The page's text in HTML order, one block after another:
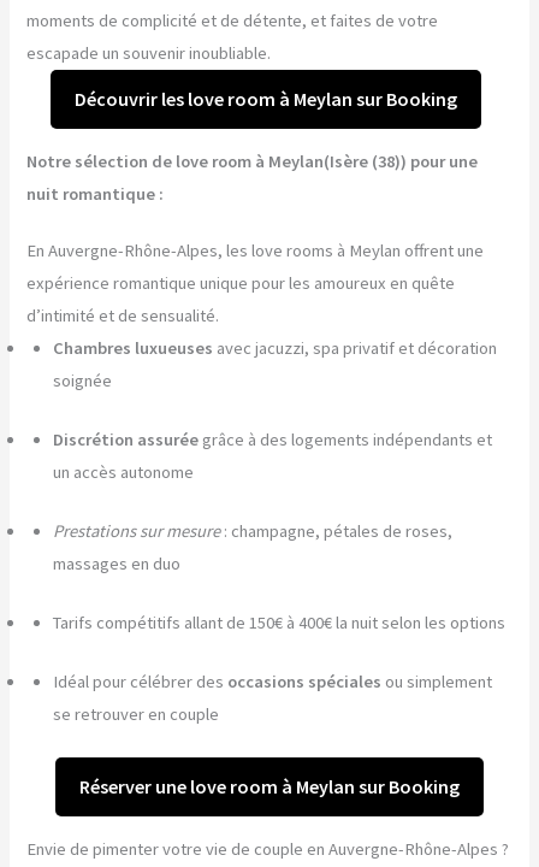
moments de complicité et de détente, et faites de votre
escapade un souvenir inoubliable.
Découvrir les love room à Meylan sur Booking
Notre sélection de love room à Meylan(Isère (38)) pour une
nuit romantique :
En Auvergne-Rhône-Alpes, les love rooms à Meylan offrent une
expérience romantique unique pour les amoureux en quête
d’intimité et de sensualité.
Chambres luxueuses avec jacuzzi, spa privatif et décoration
soignée
Discrétion assurée grâce à des logements indépendants et
un accès autonome
Prestations sur mesure: champagne, pétales de roses,
massages en duo
Tarifs compétitifs allant de 150€ à 400€ la nuit selon les options
Idéal pour célébrer des occasions spéciales ou simplement
se retrouver en couple
Réserver une love room à Meylan sur Booking
Envie de pimenter votre vie de couple en Auvergne-Rhône-Alpes ?